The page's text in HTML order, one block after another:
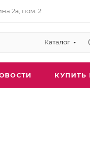
2а, пом. 2
Каталог
КУПИТЬ